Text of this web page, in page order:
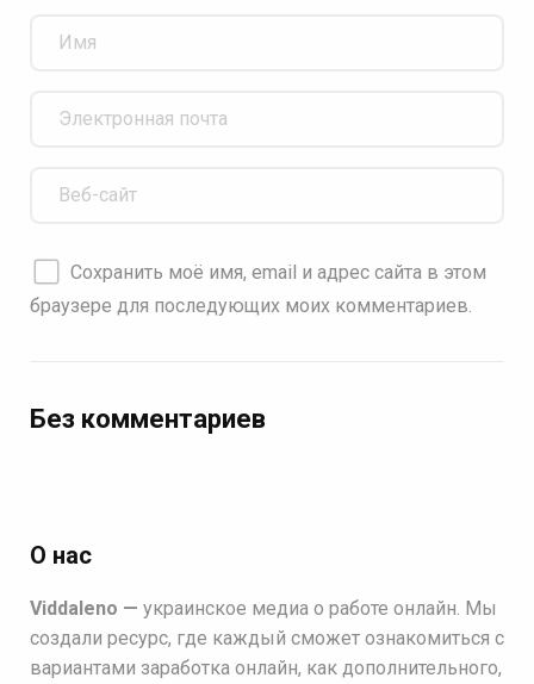
Сохранить моё имя, email и адрес сайта в этом
браузере для последующих моих комментариев.
Без комментариев
О нас
Viddaleno — украинское медиа о работе онлайн. Мы
создали ресурс, где каждый сможет ознакомиться с
вариантами заработка онлайн, как дополнительного,